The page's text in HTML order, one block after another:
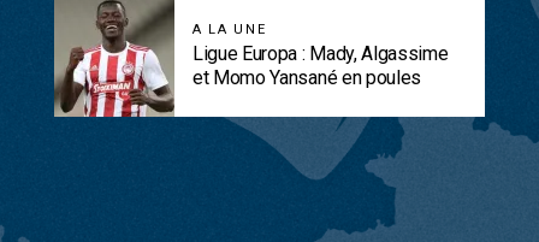
A LA UNE
Ligue Europa : Mady, Algassime
et Momo Yansané en poules